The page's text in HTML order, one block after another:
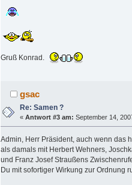
Gruß Konrad.
gsac
Re: Samen ?
«Antwort #3 am: September 14,
Admin, Herr Präsident, auch wenn das
als damals mit Herbert Wehners,
und Franz Josef Straußens
Du mit sofortiger Wirkung zur Ordnung